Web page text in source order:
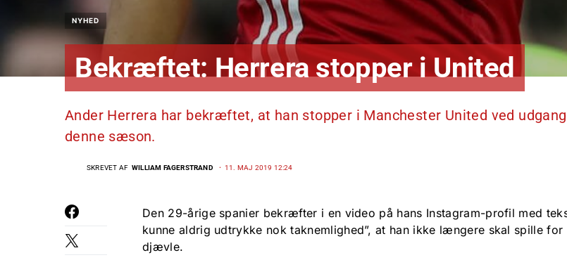
NYHED
Bekræftet: Herrera stopper i United
Ander Herrera har bekræftet, at han stopper i Manchester United ved
denne sæson.
SKREVET AF WILLIAM FAGERSTRAND 11. MAJ 2019 12:24
Den 29-årige spanier bekræfter i en video på hans Instagram-profil med
kunne aldrig udtrykke nok taknemlighed”, at han ikke længere skal spille for
djævle.